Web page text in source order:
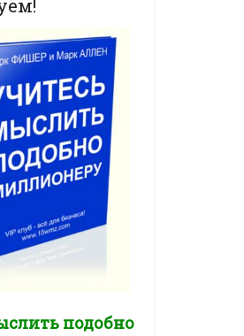
подобно